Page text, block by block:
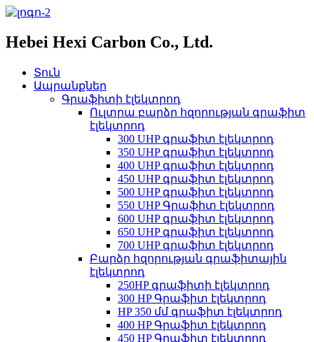
Hebei Hexi Carbon Co., Ltd.
Տուն
Ապրանքներ
Գրաֆիտի էլեկտրոդ
Ուլտրա բարձր հզորության գրաֆիտ
էլեկտրոդ
300 UHP գրաֆիտ էլեկտրոդ
350 UHP գրաֆիտ էլեկտրոդ
400 UHP գրաֆիտ էլեկտրոդ
450 UHP գրաֆիտ էլեկտրոդ
500 UHP գրաֆիտ էլեկտրոդ
550 UHP Գրաֆիտ էլեկտրոդ
600 UHP գրաֆիտ էլեկտրոդ
650 UHP գրաֆիտ էլեկտրոդ
700 UHP գրաֆիտ էլեկտրոդ
Բարձր հզորության գրաֆիտային
էլեկտրոդ
250HP գրաֆիտի էլեկտրոդ
300 HP Գրաֆիտ էլեկտրոդ
HP 350 մմ գրաֆիտ էլեկտրոդ
400 HP Գրաֆիտ էլեկտրոդ
450 HP Գրաֆիտ էլեկտրոդ